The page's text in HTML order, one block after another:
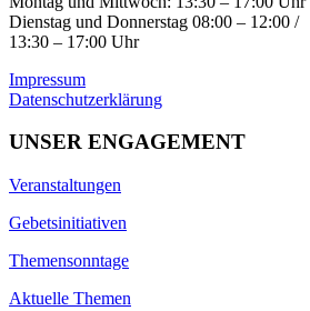
Dienstag und Donnerstag 08:00 – 12:00 /
13:30 – 17:00 Uhr
Impressum
Datenschutzerklärung
UNSER ENGAGEMENT
Veranstaltungen
Gebetsinitiativen
Themensonntage
Aktuelle Themen